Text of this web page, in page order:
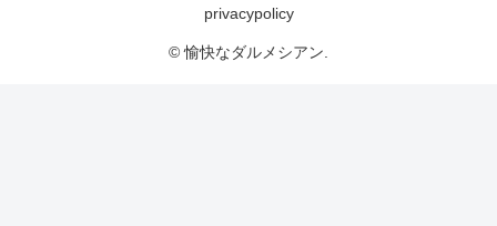
privacypolicy
© 愉快なダルメシアン.